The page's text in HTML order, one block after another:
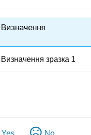
Визначення
Визначення зразка 1
Yes No